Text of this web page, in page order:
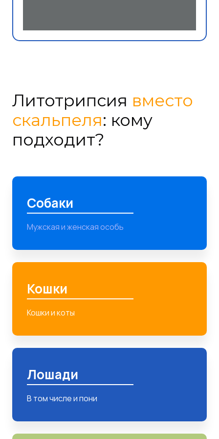
Литотрипсия вместо
скальпеля: кому
подходит?
Собаки
Мужская и женская особь
Кошки
Кошки и коты
Лошади
В том числе и пони